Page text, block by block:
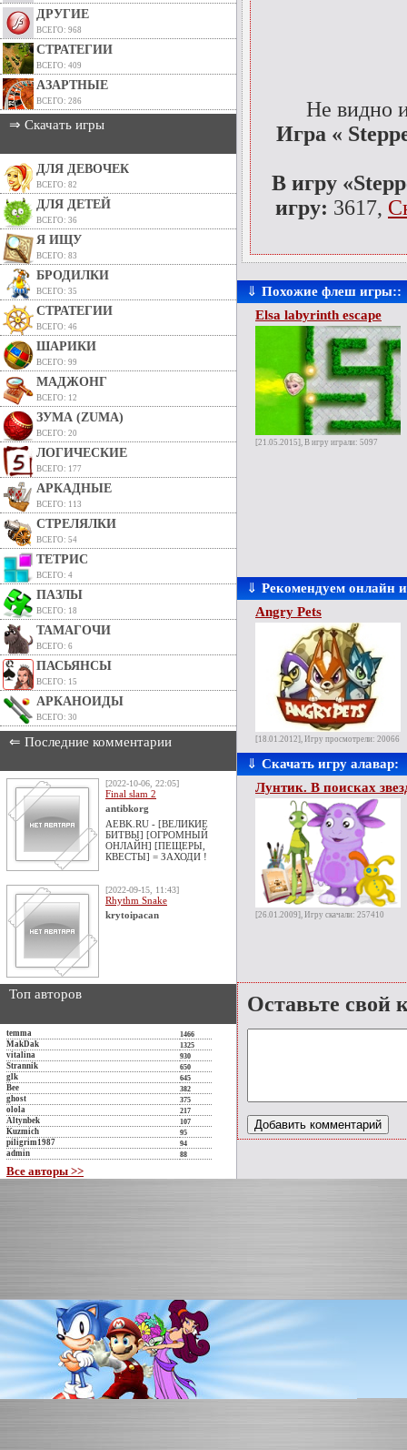
ДРУГИЕ
ВСЕГО: 968
СТРАТЕГИИ
ВСЕГО: 409
АЗАРТНЫЕ
ВСЕГО: 286
⇒ Скачать игры
ДЛЯ ДЕВОЧЕК
ВСЕГО: 82
ДЛЯ ДЕТЕЙ
ВСЕГО: 36
Я ИЩУ
ВСЕГО: 83
БРОДИЛКИ
ВСЕГО: 35
СТРАТЕГИИ
ВСЕГО: 46
ШАРИКИ
ВСЕГО: 99
МАДЖОНГ
ВСЕГО: 12
ЗУМА (ZUMA)
ВСЕГО: 20
ЛОГИЧЕСКИЕ
ВСЕГО: 177
АРКАДНЫЕ
ВСЕГО: 113
СТРЕЛЯЛКИ
ВСЕГО: 54
ТЕТРИС
ВСЕГО: 4
ПАЗЛЫ
ВСЕГО: 18
ТАМАГОЧИ
ВСЕГО: 6
ПАСЬЯНСЫ
ВСЕГО: 15
АРКАНОИДЫ
ВСЕГО: 30
⇐ Последние комментарии
[2022-10-06, 22:05]
Final slam 2
antibkorg
AEBK.RU - [ВЕЛИКИЕ
БИТВЫ] [ОГРОМНЫЙ
ОНЛАЙН] [ПЕЩЕРЫ,
КВЕСТЫ] = ЗАХОДИ !
[2022-09-15, 11:43]
Rhythm Snake
krytoipacan
Топ авторов
temma 1466
MakDak 1325
vitalina 930
Strannik 650
glk 645
Bee 382
ghost 375
olola 217
Altynbek 107
Kuzmich 95
piligrim1987 94
admin 88
Все авторы >>
Не видно
Игра «
В игру
игру: 3617,
⇓ Похожие флеш игры::
Elsa labyrinth escape
[21.05.2015], В игру играли: 5097
⇓ Рекомендуем онлайн
Angry Pets
[18.01.2012], Игру просмотрели: 20066
⇓ Скачать игру алавар:
Лунтик. В поисках
[26.01.2009], Игру скачали: 257410
Оставьте свой